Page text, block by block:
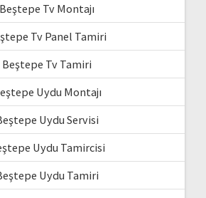
Beştepe Tv Montajı
Tv Panel Tamiri
Beştepe Tv Tamiri
Uydu Montajı
Uydu Servisi
Uydu Tamircisi
Uydu Tamiri